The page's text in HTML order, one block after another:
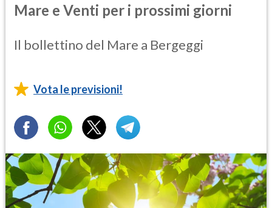
Mare e Venti per i prossimi giorni
Il bollettino del Mare a Bergeggi
Vota le previsioni!